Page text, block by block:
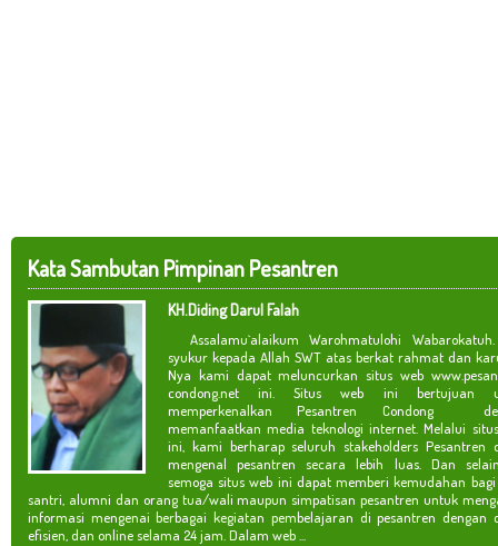
Kata Sambutan Pimpinan Pesantren
KH.Diding Darul Falah
Assalamu`alaikum Warohmatulohi
syukur kepada Allah SWT atas berkat rahmat dan
Nya kami dapat meluncurkan situs web
condong.net ini. Situs web ini bertujuan
memperkenalkan Pesantren Condong
memanfaatkan media teknologi internet. Melalui
ini, kami berharap seluruh stakeholders Pesantren
mengenal pesantren secara lebih luas. Dan
semoga situs web ini dapat memberi kemudahan
santri, alumni dan orang tua/wali maupun simpatisan pesantren untuk
informasi mengenai berbagai kegiatan pembelajaran di pesantren dengan
efisien, dan online selama 24 jam. Dalam web ...